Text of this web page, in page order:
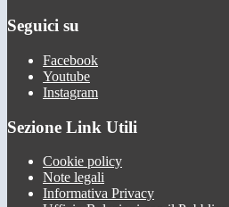
Seguici su
Facebook
Youtube
Instagram
Sezione Link Utili
Cookie policy
Note legali
Informativa Privacy